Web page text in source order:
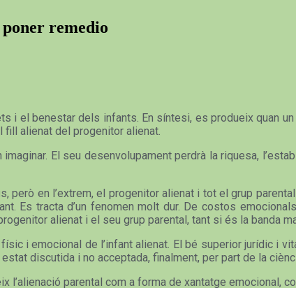
remedio
i el benestar dels infants. En síntesi, es produeix quan
fill alienat del progenitor alienat.
El seu desenvolupament perdrà la riquesa,
però en l’extrem, el progenitor alienat i tot el grup
Es tracta d’un fenomen molt dur. De costos
alienat i el seu grup parental, tant si és la banda
i emocional de l’infant alienat. El bé superior jurídic i
estat discutida i no acceptada, finalment, per part de la
l’alienació parental com a forma de xantatge emocional,